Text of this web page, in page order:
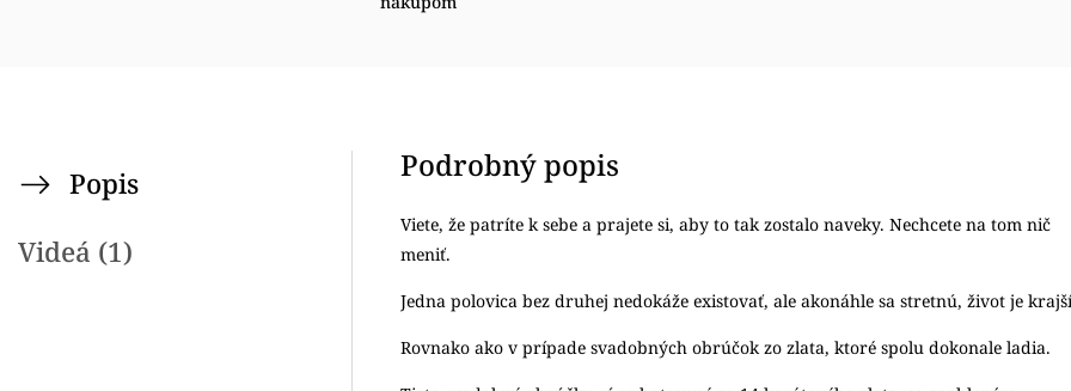
Popis
Videá (1)
Podrobný popis
Viete, že patríte k sebe a prajete si, aby to tak zostalo naveky. Nechcete na tom nič
meniť.
Jedna polovica bez druhej nedokáže existovať, ale akonáhle sa stretnú, život je
Rovnako ako v prípade svadobných obrúčok zo zlata, ktoré spolu dokonale ladia.